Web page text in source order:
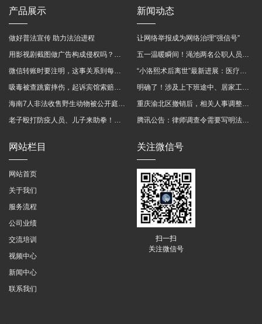
产品展示
做好普法宣传 助力法治进程
用影视剧截图做广告构成侵权吗？法院这样判
微信转账时要注明，这事关系到每个人……
吸毒被查跳窗摔伤，起诉宾馆索赔，法院这样判！
海南7人非法收售野生动物被公开庭审 涉案金额2100多万
老子殴打防疫人员、儿子来助拳！均被判刑
新闻动态
让网络举报成为网络治理“强信号”
五一温暖瞬间！渑池两名公职人员，路遇车祸挺身而出
“小洛熙术后离世”最新进展：医疗事故鉴定已启动
明确了！涉及上下班途中、居家工作等，这些情形可认定工伤→
重庆渝北区撤销后，相关人事调整再披露
腾讯公告：律师调查令需要写明法官手机号，2025年12月31日后施行
网站栏目
网站首页
关于我们
服务流程
公司业绩
交流培训
视频中心
新闻中心
联系我们
关注微信号
扫一扫
关注微信号